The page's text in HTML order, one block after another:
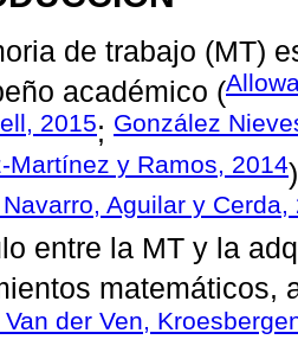
de trabajo (MT)
académico (
2015; González
Martínez y Ramos, 2014
Aguilar y Cerda,
entre la MT y la
matemáticos,
der Ven,